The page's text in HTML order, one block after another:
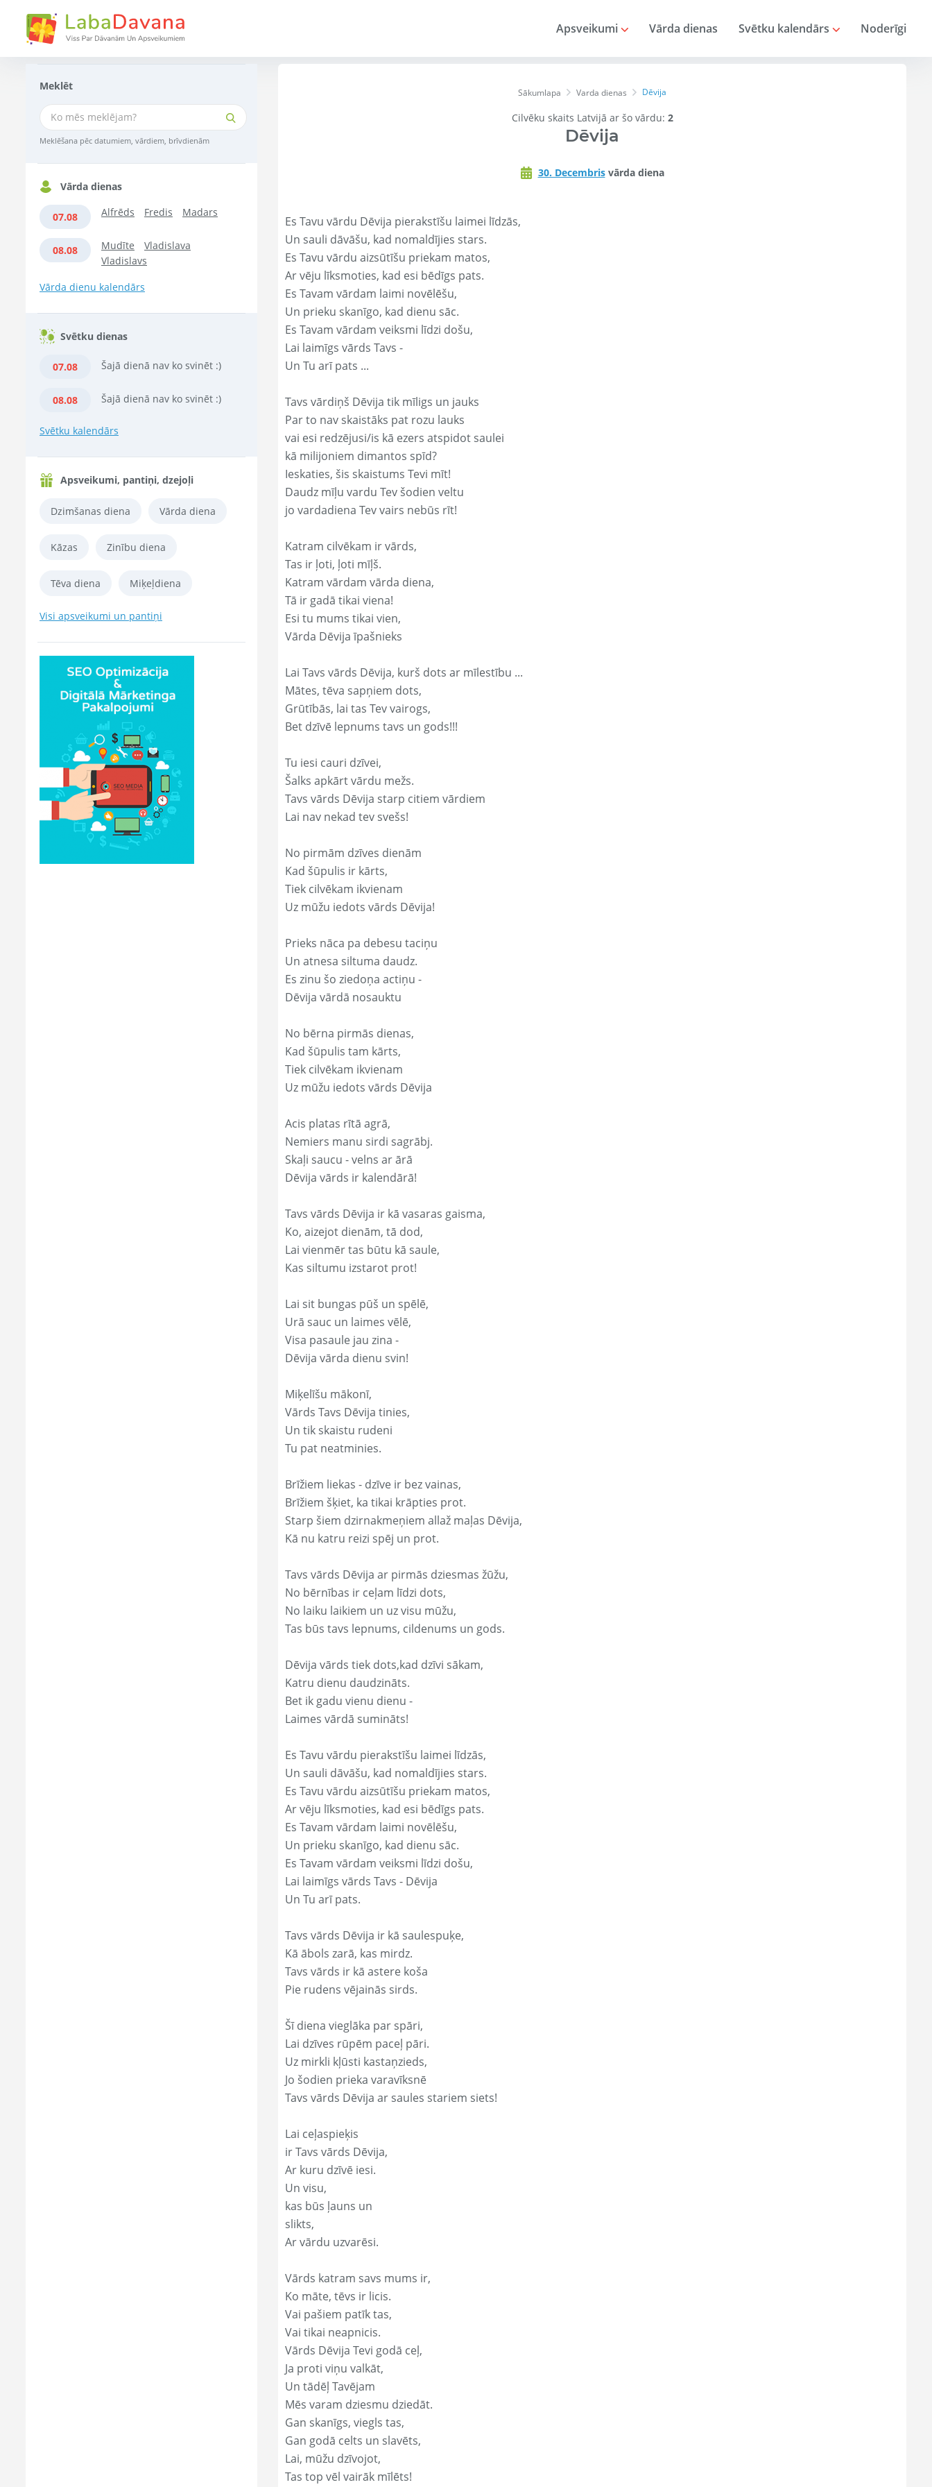
Apsveikumi Vārda dienas Svētku kalendārs Noderīgi
Meklēt
Meklēšana pēc datumiem, vārdiem, brīvdienām
Vārda dienas
07.08 Alfrēds Fredis Madars
08.08 Mudīte
Vladislava
Vladislavs
Vārda dienu kalendārs
Svētku dienas
07.08 Šajā dienā nav ko svinēt :)
08.08 Šajā dienā nav ko svinēt :)
Svētku kalendārs
Apsveikumi, pantiņi, dzejoļi
Dzimšanas diena Vārda diena
Kāzas Zinību diena
Tēva diena Miķeļdiena
Visi apsveikumi un pantiņi
Sākumlapa Varda dienas Dēvija
Cilvēku skaits Latvijā ar šo vārdu: 2
Dēvija
30. Decembrisvārda diena
Es Tavu vārdu Dēvija pierakstīšu laimei līdzās,
Un sauli dāvāšu, kad nomaldījies stars.
Es Tavu vārdu aizsūtīšu priekam matos,
Ar vēju līksmoties, kad esi bēdīgs pats.
Es Tavam vārdam laimi novēlēšu,
Un prieku skanīgo, kad dienu sāc.
Es Tavam vārdam veiksmi līdzi došu,
Lai laimīgs vārds Tavs -
Un Tu arī pats ...
Tavs vārdiņš Dēvija tik mīligs un jauks
Par to nav skaistāks pat rozu lauks
vai esi redzējusi/is kā ezers atspidot saulei
kā milijoniem dimantos spīd?
Ieskaties, šis skaistums Tevi mīt!
Daudz mīļu vardu Tev šodien veltu
jo vardadiena Tev vairs nebūs rīt!
Katram cilvēkam ir vārds,
Tas ir ļoti, ļoti mīļš.
Katram vārdam vārda diena,
Tā ir gadā tikai viena!
Esi tu mums tikai vien,
Vārda Dēvija īpašnieks
Lai Tavs vārds Dēvija, kurš dots ar mīlestību ...
Mātes, tēva sapņiem dots,
Grūtībās, lai tas Tev vairogs,
Bet dzīvē lepnums tavs un gods!!!
Tu iesi cauri dzīvei,
Šalks apkārt vārdu mežs.
Tavs vārds Dēvija starp citiem vārdiem
Lai nav nekad tev svešs!
No pirmām dzīves dienām
Kad šūpulis ir kārts,
Tiek cilvēkam ikvienam
Uz mūžu iedots vārds Dēvija!
Prieks nāca pa debesu taciņu
Un atnesa siltuma daudz.
Es zinu šo ziedoņa actiņu -
Dēvija vārdā nosauktu
No bērna pirmās dienas,
Kad šūpulis tam kārts,
Tiek cilvēkam ikvienam
Uz mūžu iedots vārds Dēvija
Acis platas rītā agrā,
Nemiers manu sirdi sagrābj.
Skaļi saucu - velns ar ārā
Dēvija vārds ir kalendārā!
Tavs vārds Dēvija ir kā vasaras gaisma,
Ko, aizejot dienām, tā dod,
Lai vienmēr tas būtu kā saule,
Kas siltumu izstarot prot!
Lai sit bungas pūš un spēlē,
Urā sauc un laimes vēlē,
Visa pasaule jau zina -
Dēvija vārda dienu svin!
Miķelīšu mākonī,
Vārds Tavs Dēvija tinies,
Un tik skaistu rudeni
Tu pat neatminies.
Brīžiem liekas - dzīve ir bez vainas,
Brīžiem šķiet, ka tikai krāpties prot.
Starp šiem dzirnakmeņiem allaž maļas Dēvija,
Kā nu katru reizi spēj un prot.
Tavs vārds Dēvija ar pirmās dziesmas žūžu,
No bērnības ir ceļam līdzi dots,
No laiku laikiem un uz visu mūžu,
Tas būs tavs lepnums, cildenums un gods.
Dēvija vārds tiek dots,kad dzīvi sākam,
Katru dienu daudzināts.
Bet ik gadu vienu dienu -
Laimes vārdā sumināts!
Es Tavu vārdu pierakstīšu laimei līdzās,
Un sauli dāvāšu, kad nomaldījies stars.
Es Tavu vārdu aizsūtīšu priekam matos,
Ar vēju līksmoties, kad esi bēdīgs pats.
Es Tavam vārdam laimi novēlēšu,
Un prieku skanīgo, kad dienu sāc.
Es Tavam vārdam veiksmi līdzi došu,
Lai laimīgs vārds Tavs - Dēvija
Un Tu arī pats.
Tavs vārds Dēvija ir kā saulespuķe,
Kā ābols zarā, kas mirdz.
Tavs vārds ir kā astere koša
Pie rudens vējainās sirds.
Šī diena vieglāka par spāri,
Lai dzīves rūpēm paceļ pāri.
Uz mirkli kļūsti kastaņzieds,
Jo šodien prieka varavīksnē
Tavs vārds Dēvija ar saules stariem siets!
Lai ceļaspieķis
ir Tavs vārds Dēvija,
Ar kuru dzīvē iesi.
Un visu,
kas būs ļauns un
slikts,
Ar vārdu uzvarēsi.
Vārds katram savs mums ir,
Ko māte, tēvs ir licis.
Vai pašiem patīk tas,
Vai tikai neapnicis.
Vārds Dēvija Tevi godā ceļ,
Ja proti viņu valkāt,
Un tādēļ Tavējam
Mēs varam dziesmu dziedāt.
Gan skanīgs, viegls tas,
Gan godā celts un slavēts,
Lai, mūžu dzīvojot,
Tas top vēl vairāk mīlēts!